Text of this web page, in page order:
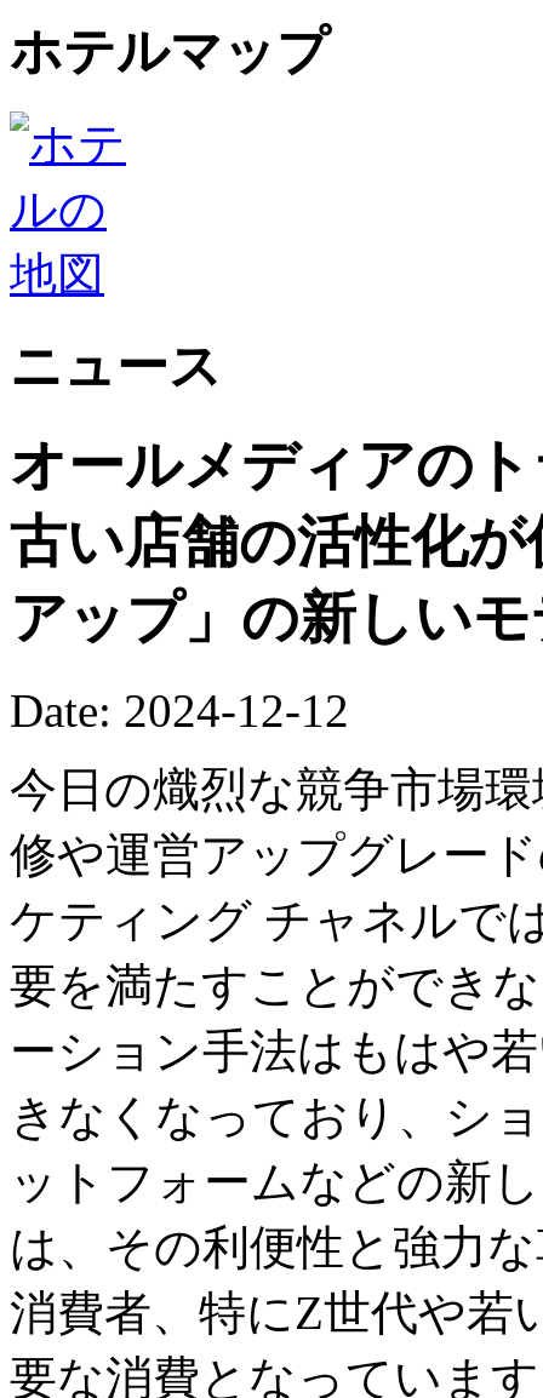
ホテルマップ
ニュース
オールメディアの
古い店舗の活性化
アップ」の新しい
Date: 2024-12-12
今日の熾烈な競争市場
修や運営アップグレー
ケティング チャネルで
要を満たすことができ
ーション手法はもはや
きなくなっており、シ
ットフォームなどの新
は、その利便性と強力
消費者、特にZ世代や若
要な消費となっていま